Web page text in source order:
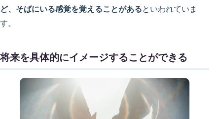
ど、そばにいる感覚を覚えることがあるといわれていま
す。
将来を具体的にイメージすることができる